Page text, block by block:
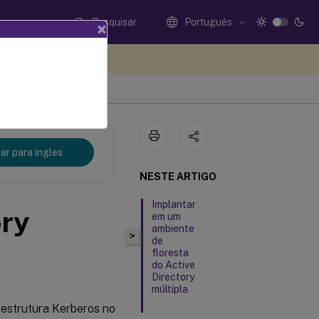
Pesquisar Português
para ingles
Kerberos no
>
NESTE ARTIGO
Implantar
em um
ambiente
de
floresta
do Active
Directory
múltipla
×